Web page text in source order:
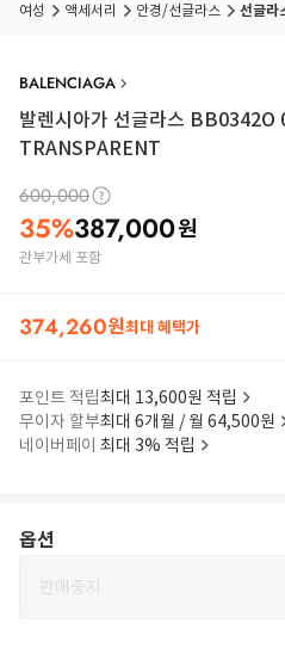
여성 액세서리 안경/선글라스 선글라
BALENCIAGA
발렌시아가 선글라스
TRANSPARENT
600,000
35%387,000원
관부가세 포함
374,260원최대 혜택가
포인트 적립최대 13,600원 적립
무이자 할부최대 6개월 / 월 64,500원
네이버페이 최대 3% 적립
옵션
판매중지